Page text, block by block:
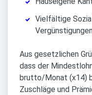
Vielfältige
Aus gesetzlichen
dass der
brutto/Monat (x14)
Zuschläge und